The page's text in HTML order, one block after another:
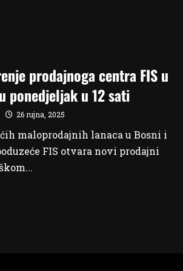
prodajnoga centra FIS u
ponedjeljak u 12 sati
26 rujna, 2025
maloprodajnih lanaca u Bosni i
FIS otvara novi prodajni